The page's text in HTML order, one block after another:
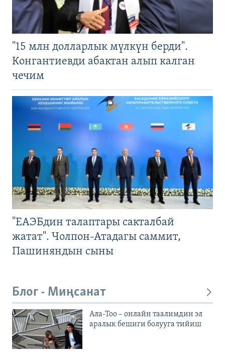
"15 млн долларлык мүлкүн берди".
Конгантиевди абактан алып калган
чечим
"ЕАЭБдин талаптары сакталбай
жатат". Чолпон-Атадагы саммит,
Пашиняндын сыны
Блог - Миңсанат
Ала-Тоо – онлайн таалимдин эл
аралык бешиги болууга тийиш